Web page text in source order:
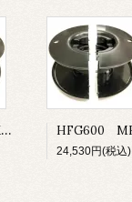
HFG601 MK3ファーラー UNIT1・1.5用 ドラムスプール
24,530円(税込)